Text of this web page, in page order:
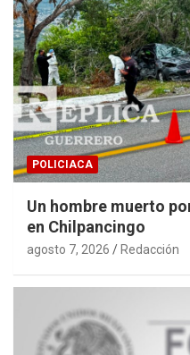
POLICIACA
Un hombre muerto
en Chilpancingo
agosto 7, 2026 Redacción